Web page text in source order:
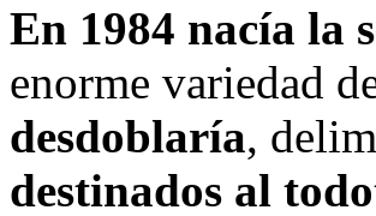
En 1984 nacía la
enorme variedad
desdoblaría,
destinados al